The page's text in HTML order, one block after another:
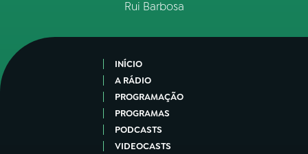
Rui Barbosa
INÍCIO
A RÁDIO
PROGRAMAÇÃO
PROGRAMAS
PODCASTS
VIDEOCASTS